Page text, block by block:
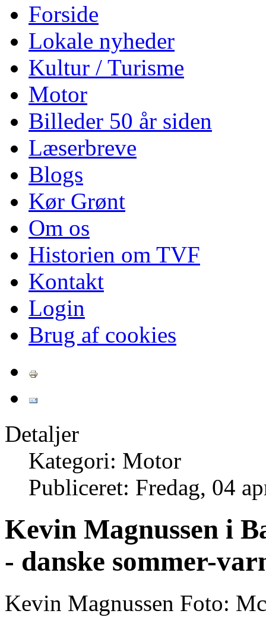
Forside
Lokale nyheder
Kultur / Turisme
Motor
Billeder 50 år siden
Læserbreve
Blogs
Kør Grønt
Om os
Historien om TVF
Kontakt
Login
Brug af cookies
Detaljer
Kategori: Motor
Publiceret: Fredag, 04
Kevin Magnussen i
- danske sommer-
Kevin Magnussen Foto: